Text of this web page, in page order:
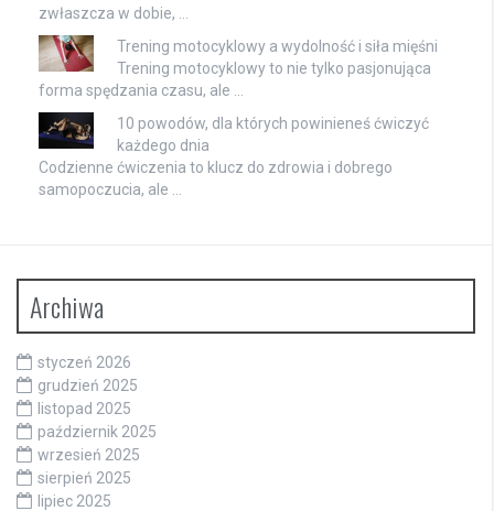
zwłaszcza w dobie, …
Trening motocyklowy a wydolność i siła mięśni
Trening motocyklowy to nie tylko pasjonująca
forma spędzania czasu, ale …
10 powodów, dla których powinieneś ćwiczyć
każdego dnia
Codzienne ćwiczenia to klucz do zdrowia i dobrego
samopoczucia, ale …
Archiwa
styczeń 2026
grudzień 2025
listopad 2025
październik 2025
wrzesień 2025
sierpień 2025
lipiec 2025